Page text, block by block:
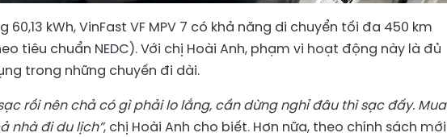
kWh, VinFast VF MPV 7 có khả năng di chuyển tối đa 450 km
tiêu chuẩn NEDC). Với chị Hoài Anh, phạm vi hoạt động này là đủ
trong những chuyến đi dài.
rồi nên chả có gì phải lo lắng, cần dừng nghỉ đâu thì sạc đấy. Mua
nhà đi du lịch”, chị Hoài Anh cho biết. Hơn nữa, theo chính sách mới